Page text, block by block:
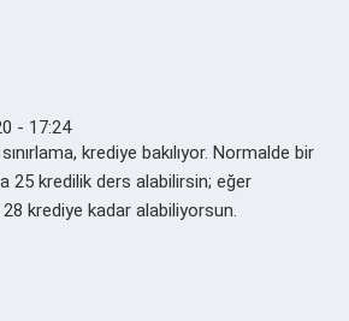
- 17:24
krediye bakılıyor. Normalde bir
25 kredilik ders alabilirsin; eğer
krediye kadar alabiliyorsun.